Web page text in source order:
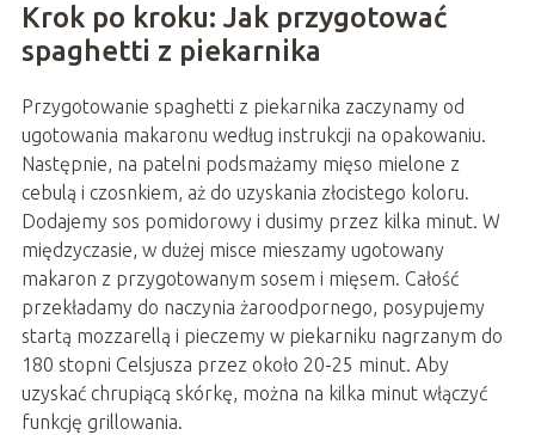
Krok po kroku: Jak przygotować
spaghetti z piekarnika
Przygotowanie spaghetti z piekarnika zaczynamy od
ugotowania makaronu według instrukcji na opakowaniu.
Następnie, na patelni podsmażamy mięso mielone z
cebulą i czosnkiem, aż do uzyskania złocistego koloru.
Dodajemy sos pomidorowy i dusimy przez kilka minut. W
międzyczasie, w dużej misce mieszamy ugotowany
makaron z przygotowanym sosem i mięsem. Całość
przekładamy do naczynia żaroodpornego, posypujemy
startą mozzarellą i pieczemy w piekarniku nagrzanym do
180 stopni Celsjusza przez około 20-25 minut. Aby
uzyskać chrupiącą skórkę, można na kilka minut włączyć
funkcję grillowania.